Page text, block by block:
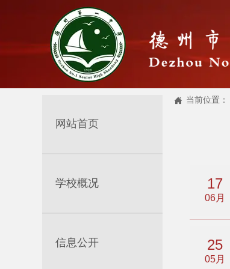
 当前位置：
网站首页
学校概况
信息公开
17
06月
25
05月